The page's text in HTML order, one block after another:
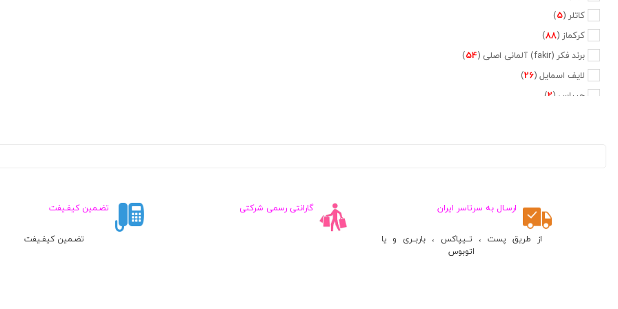
کاتلر (5
)
کرکماز (88
)
برند فکر (fakir) آلمانی اصلی (
54
)
لایف اسمایل (26
)
جیپاس (2
)
)
جی وی سی (
)
ارسـال به سرتاسر ایران
از طریق پست ، تــیپاکس ، باربــری و یا
اتوبوس
گارانتی رسمی شرکتی تضـمین کیفـیفت
تضـمین کیفـیفت